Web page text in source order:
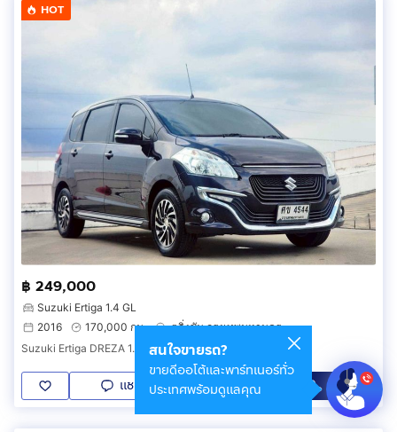
HOT
฿ 249,000
Suzuki Ertiga 1.4 GL
2016
170,000 กม.
ตลิ่งชัน กรุงเทพมหานคร
Suzuki Ertiga DREZA 1.4 GL ปี 2016
แชท LINE โทร
สนใจขายรถ?
ขายดีออโต้และพาร์ทเนอร์ทั่ว
ประเทศพร้อมดูแลคุณ